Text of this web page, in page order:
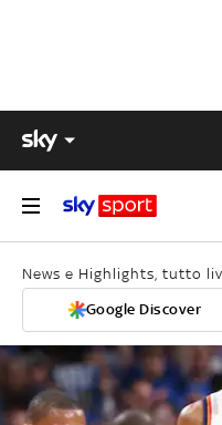
News e Highlights, tutto
Google Discover